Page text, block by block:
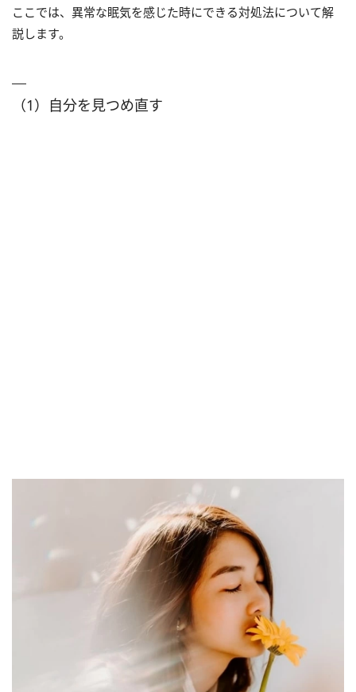
ここでは、異常な眠気を感じた時にできる対処法について解
説します。
（1）自分を見つめ直す